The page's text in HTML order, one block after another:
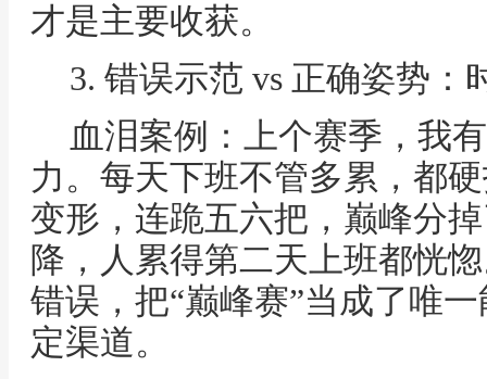
才是主要收获。
3. 错误示范 vs 正确姿势：
血泪案例：上个赛季，我
力。每天下班不管多累，都
变形，连跪五六把，巅峰分
降，人累得第二天上班都恍
错误，把“巅峰赛”当成了唯
定渠道。